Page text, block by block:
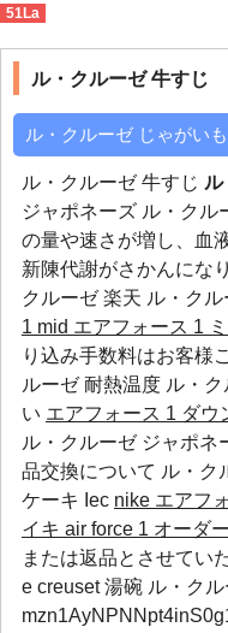
51La
ル・クルーゼ 牛すじ
ル・クルーゼ じゃがい
ル・クルーゼ 牛すじ ル
ジャポネーズ ル・クル
の量や速さが増し、血
新陳代謝がさかんにな
クルーゼ 楽天 ル・ク
1 mid エアフォース 1
り込み手数料はお客様
ルーゼ 耐熱温度 ル・
い エアフォース 1 ダウ
ル・クルーゼ ジャポネ
品交換について ル・ク
ケーキ Iec nike エアフ
イキ air force 1 オーダー
または返品とさせてい
e creuset 湯碗 ル・ク